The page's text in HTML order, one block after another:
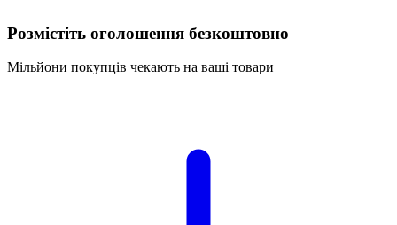
Розмістіть оголошення безкоштовно
Мільйони покупців чекають на ваші товари